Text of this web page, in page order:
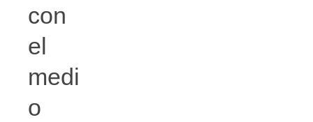
con
el
medi
o